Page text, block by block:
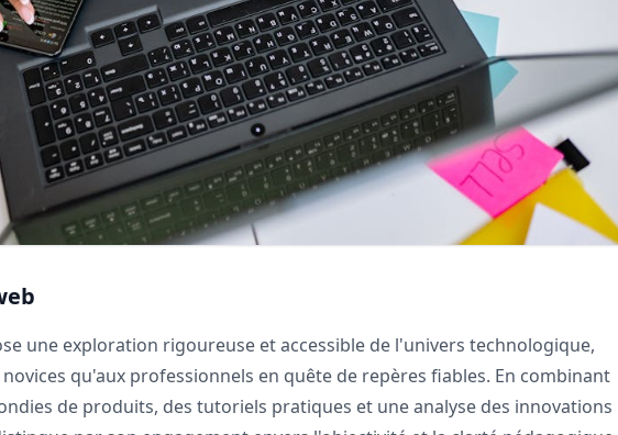
une exploration rigoureuse et accessible de l'univers technologique,
qu'aux professionnels en quête de repères fiables. En combinant
de produits, des tutoriels pratiques et une analyse des innovations